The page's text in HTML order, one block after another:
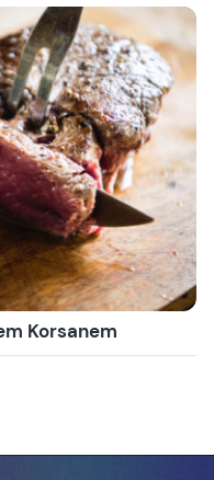
Korsanem